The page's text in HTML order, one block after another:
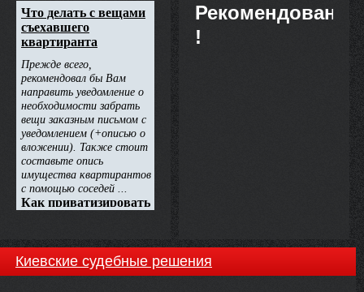
Рекомендовано
!
Киевские судебные решения